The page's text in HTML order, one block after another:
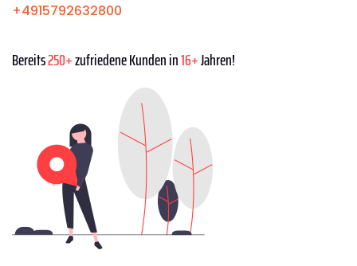
+4915792632800
Bereits250+zufriedene Kunden in16+Jahren!